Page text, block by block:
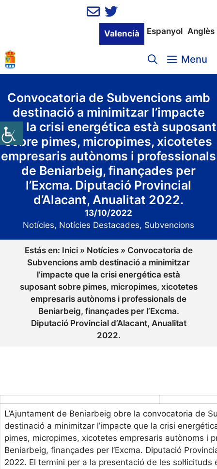
Valencià Espanyol Anglès
Menu
Convocatoria de Subvencions amb
destinació a minimitzar l’impacte
que la crisi energética està suposant
sobre pimes, micropimes, xicotetes
empresaris autònoms i professionals
de Beniarbeig, finançades per
l’Excma. Diputació Provincial
d’Alacant, Anualitat 2022.
13/10/2022
Notícies, Notícies Destacades, Subvencions
Estás en: Inici» Notícies» Convocatoria de
Subvencions amb destinació a minimitzar
l’impacte que la crisi energética està
suposant sobre pimes, micropimes, xicotetes
empresaris autònoms i professionals de
Beniarbeig, finançades per l’Excma.
Diputació Provincial d’Alacant, Anualitat
2022.
L’Ajuntament de Beniarbeig obre la convocatoria de
destinació a minimitzar l’impacte que la crisi
pimes, micropimes, xicotetes empresaris autònoms i
Beniarbeig, finançades per l’Excma. Diputació
2022. El termini per a la presentació de les